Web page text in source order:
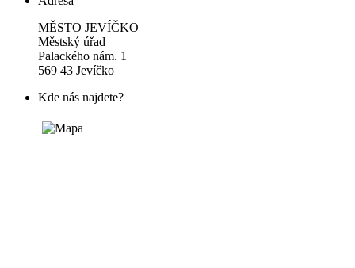
MĚSTO JEVÍČKO
Městský úřad
Palackého nám. 1
569 43 Jevíčko
Kde nás najdete?